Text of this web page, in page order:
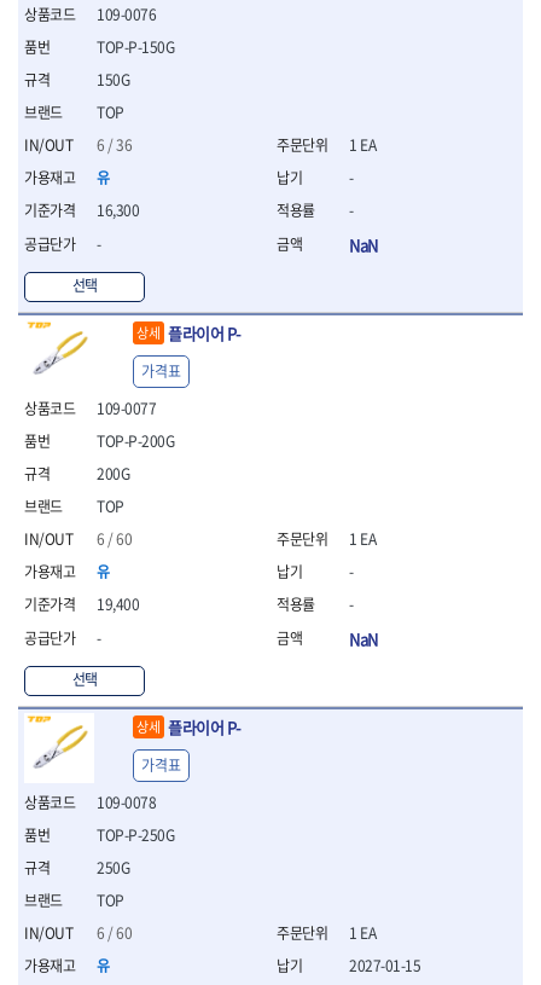
- 방폭라쳇핸들
- 방폭콤비네이션렌치
- 절연일자드라이버
- 절연별드라이버
- 절연드라이버세트
- 스트리퍼
- 라쳇케이블커터
- 자동스트리퍼
- 케이블스트리퍼
- 압착기
- 핀셋
- 절연공구세트
- 절연비트홀다
- 절연비트홀다드라이버
- 방폭망치
- 절연L렌치
- 절연펜치
- 절연니퍼
- 절연가위
- 절연드라이버교체날
- 절연공구세트
- 절연라쳇렌치
- 절연볼트커터
- 절연아답타
- 절연펀치
- 기타
- 방폭연결대
- 방폭옵셋렌치
- 방폭니퍼
- 방폭펜치
- 방폭가위
- 방폭렌치
- 방폭스패너
- 방폭아답타
109-0076
TOP
6 / 36
유
16,300
-
선택
TOP-P-150G
150G
1 EA
-
-
NaN
상세 플라이어 P-
109-0077
TOP
6 / 60
유
19,400
-
선택
TOP-P-200G
200G
가격표
1 EA
-
-
NaN
상세 플라이어 P-
109-0078
TOP
6 / 60
유
TOP-P-250G
250G
가격표
1 EA
2027-01-15